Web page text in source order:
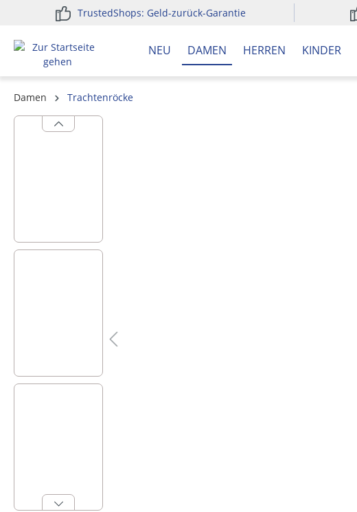
Zur Hauptnavigation springen
TrustedShops: Geld-zurück-Garantie
NEU DAMEN HERREN KINDER
Damen
Trachtenröcke
Bildergalerie überspringen